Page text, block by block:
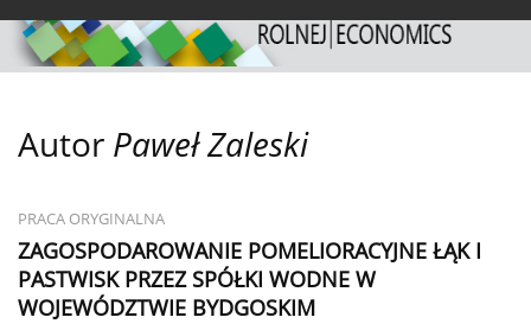
Autor Paweł Zaleski
PRACA ORYGINALNA
ZAGOSPODAROWANIE POMELIORACYJNE ŁĄK I
PASTWISK PRZEZ SPÓŁKI WODNE W
WOJEWÓDZTWIE BYDGOSKIM